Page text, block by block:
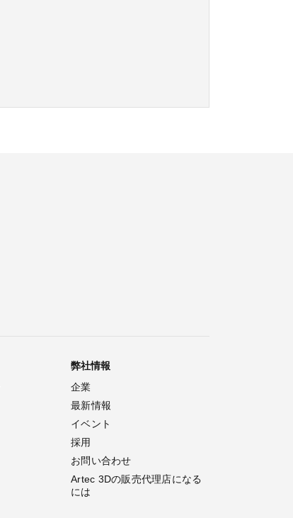
弊社情報
企業
最新情報
イベント
採用
お問い合わせ
Artec 3Dの販売代理店になる
には